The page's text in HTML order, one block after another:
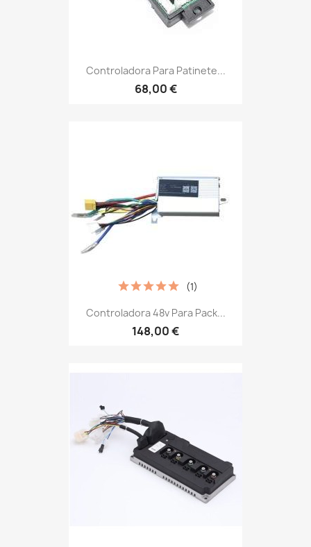
Controladora Para Patinete...
68,00 €
Controladora 48v Para Pack...
148,00 €
(1)